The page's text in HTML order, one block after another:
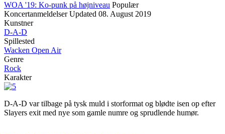
WOA '19: Ko-punk på højniveau Populær
Koncertanmeldelser Updated 08. August 2019
Kunstner
D-A-D
Spillested
Wacken Open Air
Genre
Rock
Karakter
D-A-D var tilbage på tysk muld i storformat og blødte isen op efter
Slayers exit med nye som gamle numre og sprudlende humør.